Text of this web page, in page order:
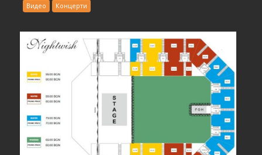
Видео Концерти